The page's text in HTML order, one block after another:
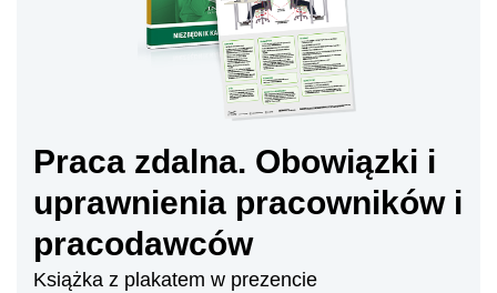
Praca zdalna. Obowiązki i
uprawnienia pracowników i
pracodawców
Książka z plakatem w prezencie